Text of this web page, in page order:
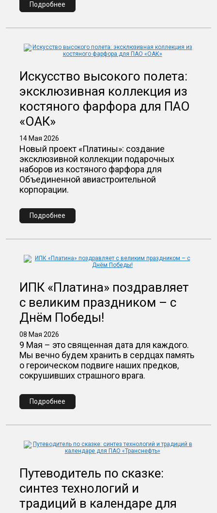
Подробнее
Искусство высокого полета:
эксклюзивная коллекция из
костяного фарфора для ПАО
«ОАК»
14 Мая 2026
Новый проект «Платины»: создание
эксклюзивной коллекции подарочных
наборов из костяного фарфора для
Объединенной авиастроительной
корпорации.
Подробнее
ИПК «Платина» поздравляет
с великим праздником – с
Днём Победы!
08 Мая 2026
9 Мая – это священная дата для каждого.
Мы вечно будем хранить в сердцах память
о героическом подвиге наших предков,
сокрушивших страшного врага.
Подробнее
Путеводитель по сказке:
синтез технологий и
традиций в календаре для